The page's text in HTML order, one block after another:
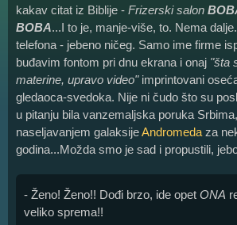
kakav citat iz Biblije - Frizerski salon
BOBA...I to je, manje-više, to. Nema
telefona - jebeno ničeg. Samo ime firme
buđavim fontom pri dnu ekrana i onaj "šta
materine, upravo video"imprintovani
gledaoca-svedoka. Nije ni čudo što su
u pitanju bila vanzemaljska poruka
naseljavanjem galaksijeAndromeda za
godina...Možda smo je sad i propustili,
- Ženo! Ženo!! Dođi brzo, ide opet ONA
veliko sprema!!